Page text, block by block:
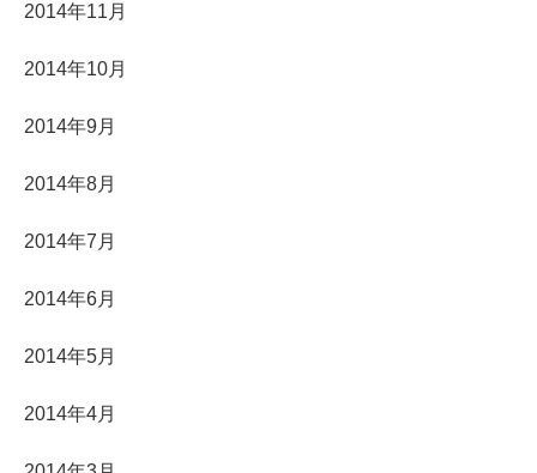
2014年11月
2014年10月
2014年9月
2014年8月
2014年7月
2014年6月
2014年5月
2014年4月